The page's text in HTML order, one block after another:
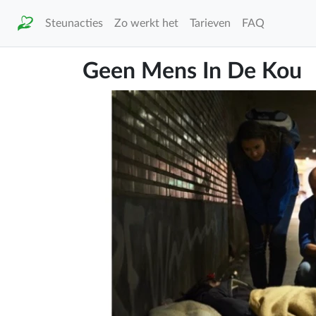
Steunacties Zo werkt het Tarieven FAQ
Geen Mens In De Kou